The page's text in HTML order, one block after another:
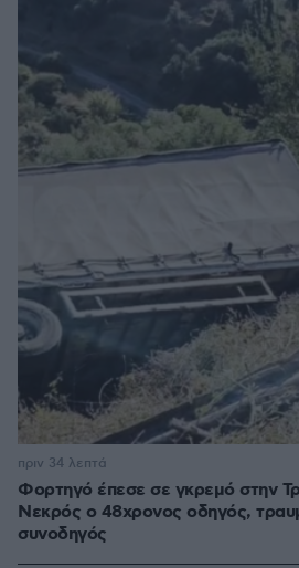
Φορτηγό έπεσε σε γκρεμό στην
Νεκρός ο 48χρονος οδηγός,
συνοδηγός
πριν 34 λεπτά